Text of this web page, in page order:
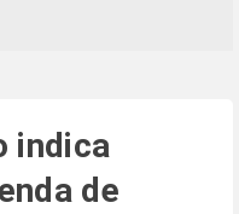
indica
de